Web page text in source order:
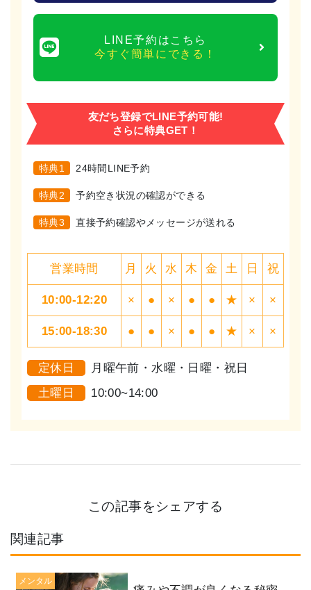
LINE予約はこちら
今すぐ簡単にできる！
友だち登録でLINE予約可能!
さらに特典GET！
特典1 24時間LINE予約
特典2 予約空き状況の確認ができる
特典3 直接予約確認やメッセージが送れる
営業時間 月 火 水 木 金 土 日 祝
10:00-12:20 × ● × ● ● ★ × ×
15:00-18:30 ● ● × ● ● ★ × ×
定休日
月曜午前・水曜・日曜・祝日
土曜日
10:00~14:00
この記事をシェアする
関連記事
メンタル